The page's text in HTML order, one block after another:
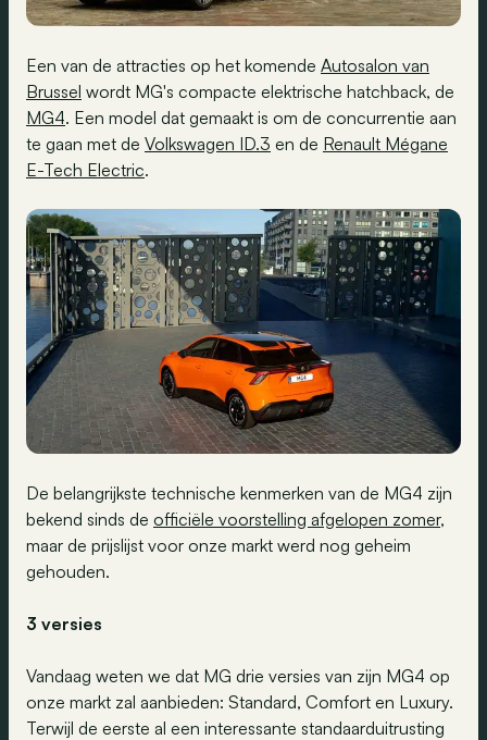
Een van de attracties op het komende Autosalon van
Brussel wordt MG's compacte elektrische hatchback, de
MG4. Een model dat gemaakt is om de concurrentie aan
te gaan met de Volkswagen ID.3 en de Renault Mégane
E-Tech Electric.
De belangrijkste technische kenmerken van de MG4 zijn
bekend sinds de officiële voorstelling afgelopen zomer,
maar de prijslijst voor onze markt werd nog geheim
gehouden.
3 versies
Vandaag weten we dat MG drie versies van zijn MG4 op
onze markt zal aanbieden: Standard, Comfort en Luxury.
Terwijl de eerste al een interessante standaarduitrusting